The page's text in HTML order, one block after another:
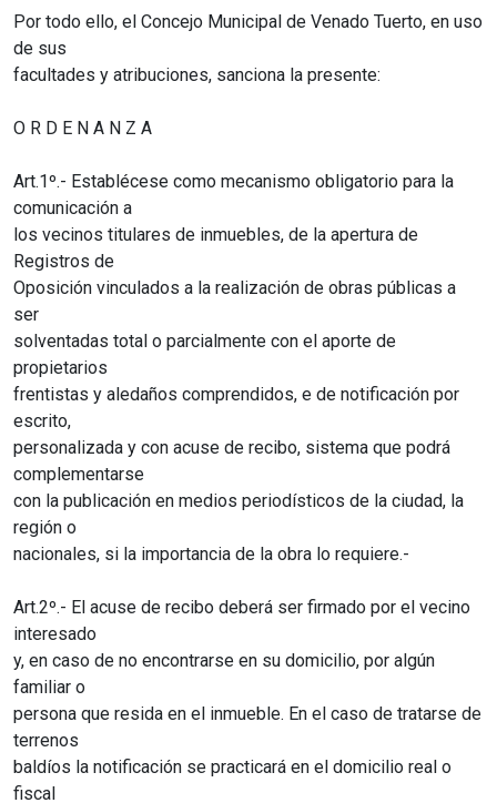
Por todo ello, el Concejo Municipal de Venado Tuerto, en uso
de sus
facultades y atribuciones, sanciona la presente:
O R D E N A N Z A
Art.1º.- Establécese como mecanismo obligatorio para la
comunicación a
los vecinos titulares de inmuebles, de la apertura de
Registros de
Oposición vinculados a la realización de obras públicas a
ser
solventadas total o parcialmente con el aporte de
propietarios
frentistas y aledaños comprendidos, e de notificación por
escrito,
personalizada y con acuse de recibo, sistema que podrá
complementarse
con la publicación en medios periodísticos de la ciudad, la
región o
nacionales, si la importancia de la obra lo requiere.-
Art.2º.- El acuse de recibo deberá ser firmado por el vecino
interesado
y, en caso de no encontrarse en su domicilio, por algún
familiar o
persona que resida en el inmueble. En el caso de tratarse de
terrenos
baldíos la notificación se practicará en el domicilio real o
fiscal